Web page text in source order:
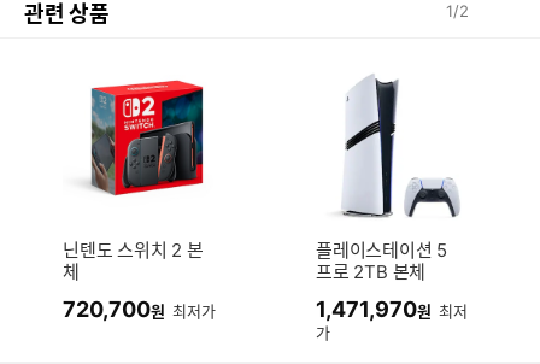
관련 상품 1/2
닌텐도 스위치 2 본
체
720,700원 최저가
플레이스테이션 5
프로 2TB 본체
1,471,970원 최저
가